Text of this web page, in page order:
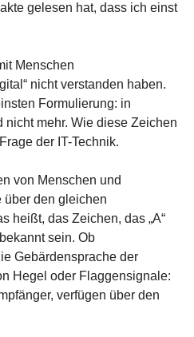
gelesen hat, dass ich einst
Menschen
nicht verstanden haben.
Formulierung: in
nicht mehr. Wie diese Zeichen
der IT-Technik.
von Menschen und
über den gleichen
heißt, das Zeichen, das „A“
sein. Ob
Gebärdensprache der
Hegel oder Flaggensignale:
verfügen über den